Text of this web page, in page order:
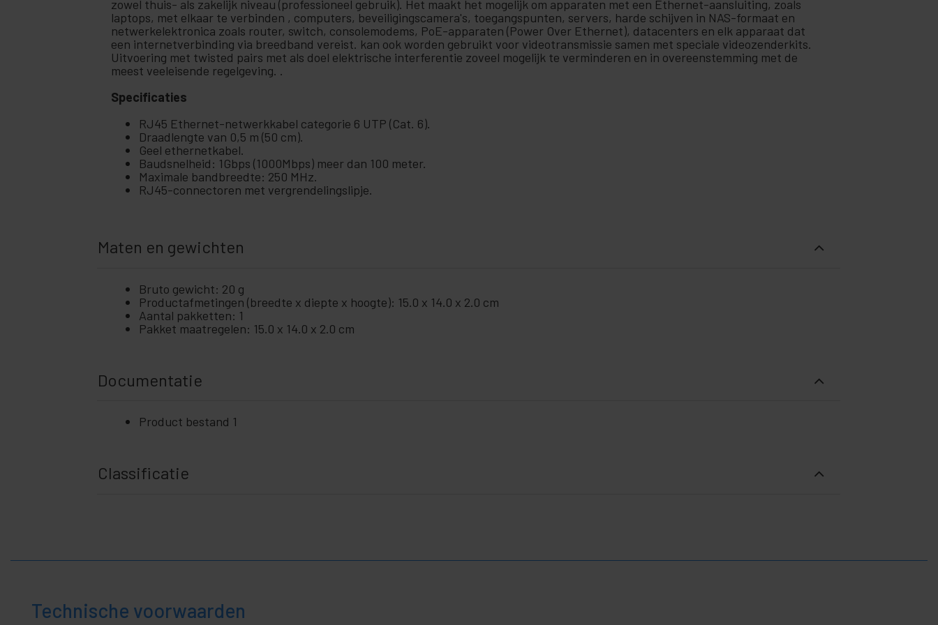
Ubiquiti-netwerken
+
zowel thuis- als zakelijk niveau (professioneel gebruik). Het maakt het mogelijk om apparaten met een Ethernet-aansluiting, zoals
laptops, met elkaar te verbinden , computers, beveiligingscamera's, toegangspunten, servers, harde schijven in NAS-formaat en
netwerkelektronica zoals router, switch, consolemodems, PoE-apparaten (Power Over Ethernet), datacenters en elk apparaat dat
een internetverbinding via breedband vereist. kan ook worden gebruikt voor videotransmissie samen met speciale videozenderkits.
Uitvoering met twisted pairs met als doel elektrische interferentie zoveel mogelijk te verminderen en in overeenstemming met de
meest veeleisende regelgeving. .
Specificaties
RJ45 Ethernet-netwerkkabel categorie 6 UTP (Cat. 6).
Draadlengte van 0,5 m (50 cm).
Geel ethernetkabel.
Baudsnelheid: 1Gbps (1000Mbps) meer dan 100 meter.
Maximale bandbreedte: 250 MHz.
RJ45-connectoren met vergrendelingslipje.
Maten en gewichten
Bruto gewicht: 20 g
Productafmetingen (breedte x diepte x hoogte): 15.0 x 14.0 x 2.0 cm
Aantal pakketten: 1
Pakket maatregelen: 15.0 x 14.0 x 2.0 cm
Documentatie
Product bestand 1
Classificatie
Technische voorwaarden